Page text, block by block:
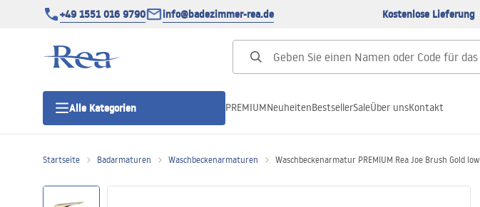
+49 1551 016 9790 info@badezimmer-rea.de Kostenlose Lieferung
Alle Kategorien PREMIUMNeuheitenBestsellerSaleÜber unsKontakt
Startseite Badarmaturen Waschbeckenarmaturen Waschbeckenarmatur PREMIUM Rea Joe Brush Gold low